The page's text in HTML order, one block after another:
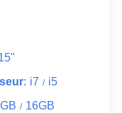
: i7 /i5
/16GB